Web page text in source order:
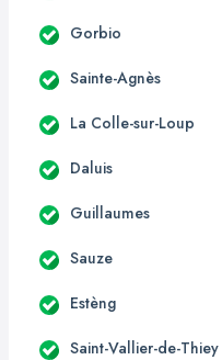
Gorbio
Sainte-Agnès
La Colle-sur-Loup
Daluis
Guillaumes
Sauze
Estèng
Saint-Vallier-de-Thiey